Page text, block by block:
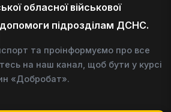
обласної військової
допомоги підрозділам ДСНС.
та проінформуємо про все
на наш канал, щоб бути у курсі
«Добробат».